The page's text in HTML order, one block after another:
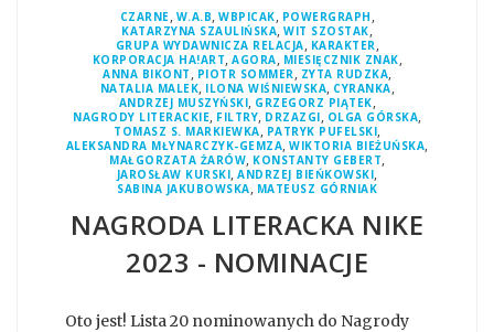
CZARNE, W.A.B, WBPICAK, POWERGRAPH ,
KATARZYNA SZAULIŃSKA,WIT SZOSTAK,
GRUPA WYDAWNICZA RELACJA, KARAKTER ,
KORPORACJA HA!ART, AGORA, MIESIĘCZNIK ZNAK,
ANNA BIKONT , PIOTR SOMMER , ZYTA RUDZKA,
NATALIA MALEK, ILONA WIŚNIEWSKA, CYRANKA,
ANDRZEJ MUSZYŃSKI, GRZEGORZ PIĄTEK,
NAGRODY LITERACKIE, FILTRY, DRZAZGI, OLGA GÓRSKA,
TOMASZ S. MARKIEWKA, PATRYK PUFELSKI,
ALEKSANDRA MŁYNARCZYK-GEMZA,WIKTORIA BIEŻUŃSKA,
MAŁGORZATA ŻARÓW, KONSTANTY GEBERT,
JAROSŁAW KURSKI,ANDRZEJ BIEŃKOWSKI,
SABINA JAKUBOWSKA, MATEUSZ GÓRNIAK
NAGRODA LITERACKA NIKE
2023 - NOMINACJE
Oto jest! Lista 20 nominowanych do Nagrody